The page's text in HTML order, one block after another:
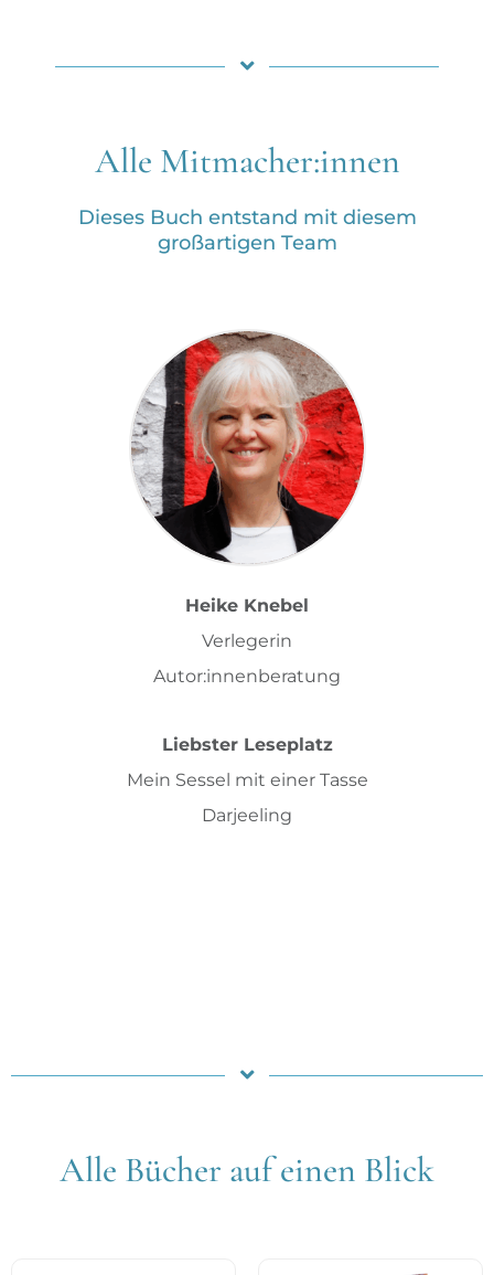
Alle Mitmacher:innen
Dieses Buch entstand mit diesem
großartigen Team
Heike Knebel
Verlegerin
Autor:innenberatung
Liebster Leseplatz
Mein Sessel mit einer Tasse
Darjeeling
Alle Bücher auf einen Blick